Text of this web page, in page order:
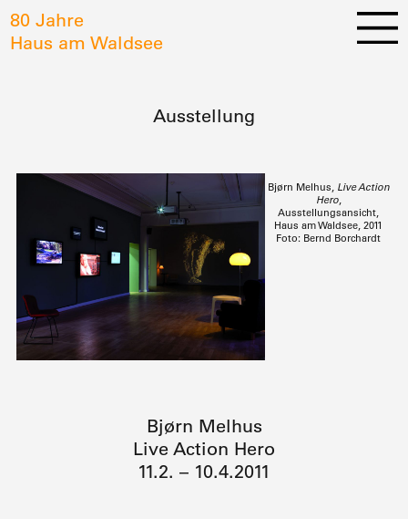
80 Jahre
Haus am Waldsee
Ausstellung
Bjørn Melhus, Live Action
Hero,
Ausstellungsansicht,
Haus am Waldsee, 2011
Foto: Bernd Borchardt
Bjørn Melhus
Live Action Hero
11.2. – 10.4.2011